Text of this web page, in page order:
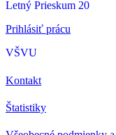
Letný Prieskum 20
Prihlásiť prácu
VŠVU
Kontakt
Štatistiky